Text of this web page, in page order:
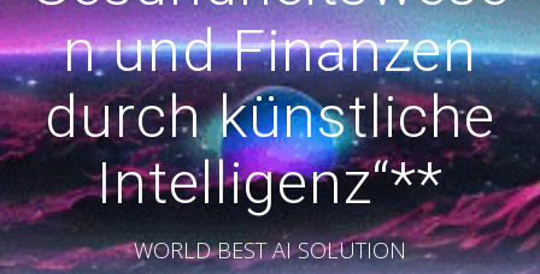
n und Finanzen
durch künstliche
Intelligenz“**
WORLD BEST AI SOLUTION